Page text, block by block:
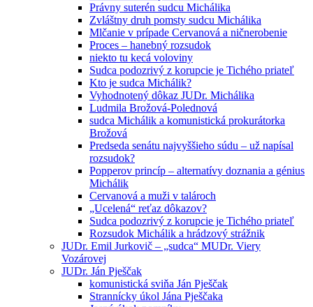
Právny suterén sudcu Michálika
Zvláštny druh pomsty sudcu Michálika
Mlčanie v prípade Cervanová a ničnerobenie
Proces – hanebný rozsudok
niekto tu kecá voloviny
Sudca podozrivý z korupcie je Tichého priateľ
Kto je sudca Michálik?
Vyhodnotený dôkaz JUDr. Michálika
Ludmila Brožová-Polednová
sudca Michálik a komunistická prokurátorka
Brožová
Predseda senátu najvyššieho súdu – už napísal
rozsudok?
Popperov princíp – alternatívy doznania a génius
Michálik
Cervanová a muži v talároch
„Ucelená“ reťaz dôkazov?
Sudca podozrivý z korupcie je Tichého priateľ
Rozsudok Michálik a hrádzový strážnik
JUDr. Emil Jurkovič – „sudca“ MUDr. Viery
Vozárovej
JUDr. Ján Pješčak
komunistická sviňa Ján Pješčak
Strannícky úkol Jána Pješčaka